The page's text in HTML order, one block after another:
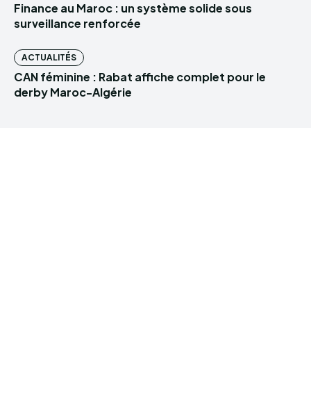
Finance au Maroc : un système solide sous
surveillance renforcée
ACTUALITÉS
CAN féminine : Rabat affiche complet pour le
derby Maroc-Algérie